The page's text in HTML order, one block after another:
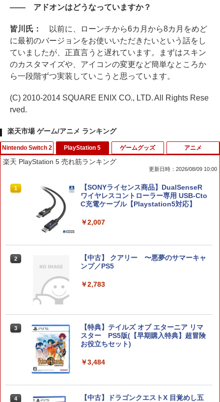
―― アドオンはどうなっていますか？
皆川氏：
以前に、ローンチから6カ月から8カ月をめど
に最初のバージョンをお使いいただきたいという話をし
ていましたが、正直言うと遅れています。まずはスキン
のカスタマイズや、アイコンの変更など簡単なところか
ら一段階ずつ実装していこうと思っています。
(C) 2010-2014 SQUARE ENIX CO., LTD. All Rights Rese
rved.
楽天市場 ゲーム/アニメ ランキング
Nintendo Switch 2
1
空の軌跡 the 2nd Nintendo Switch 2 E
dition 通常版 【Switch2】 NXS-P-BTW
MC
￥7,696
2
任天堂 【Switch2】ゼルダの伝説 ブレス
オブ ザ ワイルド Nintendo Switch 2 Ed
ンセツ ブレス オブ ザ ワイルド]
ELDEN RING Tarnished Edition 【Swit
ch2】 POT-P-AAF6C
￥7,757
PlayStation 5
楽天 PlayStation 5 売れ筋ランキング
更新日時：2026/08/09 10:00
1
【SONYライセンス商品】DualSenseR
ワイヤレスコントローラー専用 USB-Cto
C充電ケーブル【Playstation5対応】
￥2,007
2
【中古】 クアリー 〜悪夢のサマーキャ
ンプ／PS5
￥2,783
3
【特典】テイルズ オブ エターニア リマ
スター PS5版(【早期購入特典】超冒険
お役立ちセット)
￥3,484
4 【中古】ドラゴンクエストX 目覚めし五
ゲームグッズ アニメ